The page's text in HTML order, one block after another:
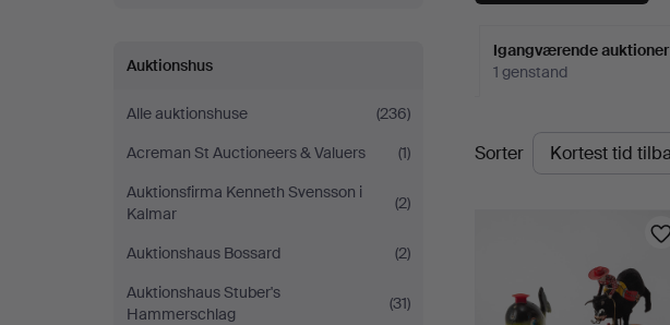
Göteborg
Auktionshus
Alle auktionshuse
(236)
Acreman St Auctioneers & Valuers
(1)
Auktionsfirma Kenneth Svensson i
Kalmar
(2)
Auktionshaus Bossard
(2)
Auktionshaus Stuber's
Hammerschlag
(31)
Igangværende auktioner
1 genstand
Igangværende
auktioner
Sorter